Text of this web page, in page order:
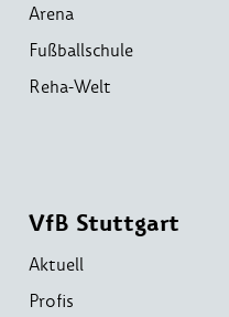
Arena
Fußballschule
Reha-Welt
VfB Stuttgart
Aktuell
Profis